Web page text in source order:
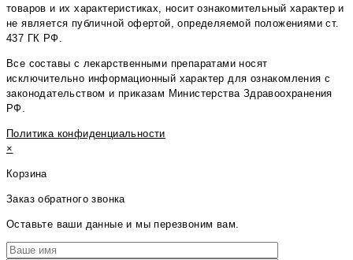
товаров и их характеристиках, носит ознакомительный характер и
не является публичной офертой, определяемой положениями ст.
437 ГК РФ.
Все составы с лекарственными препаратами носят
исключительно информационный характер для ознакомления с
законодательством и приказам Министерства Здравоохранения
РФ.
Политика конфиденциальности
×
Корзина
Заказ обратного звонка
Оставьте ваши данные и мы перезвоним вам.